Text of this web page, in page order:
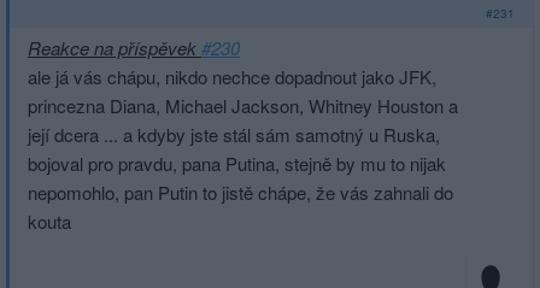
#231
Reakce na příspěvek#230
ale já vás chápu, nikdo nechce dopadnout jako JFK,
princezna Diana, Michael Jackson, Whitney Houston a
její dcera ... a kdyby jste stál sám samotný u Ruska,
bojoval pro pravdu, pana Putina, stejně by mu to nijak
nepomohlo, pan Putin to jistě chápe, že vás zahnali do
kouta